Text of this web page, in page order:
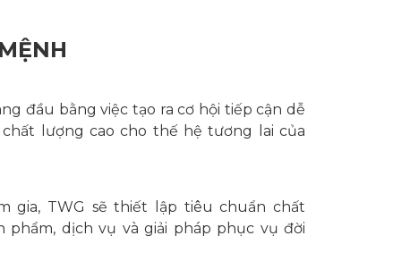
đầu bằng việc tạo ra cơ hội tiếp cận dễ
lượng cao cho thế hệ tương lai của
gia, TWG sẽ thiết lập tiêu chuẩn chất
phẩm, dịch vụ và giải pháp phục vụ đời